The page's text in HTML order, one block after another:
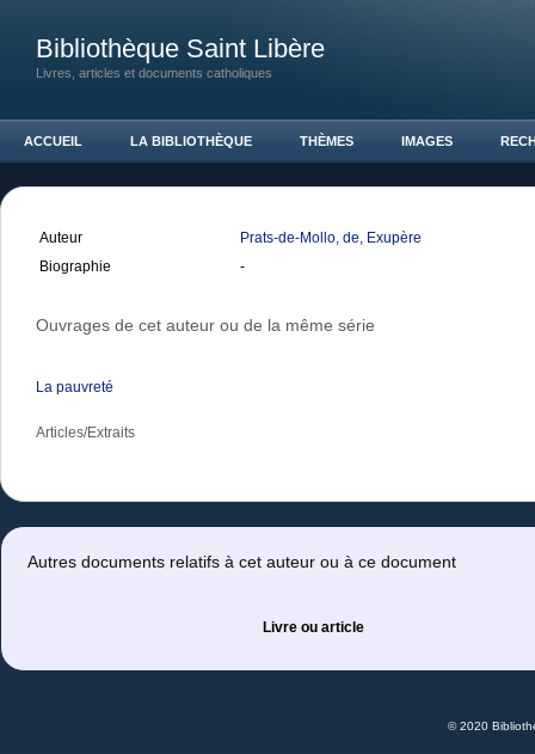
Bibliothèque Saint Libère
Livres, articles et documents catholiques
ACCUEIL LA BIBLIOTHÈQUE THÈMES IMAGES
Auteur
Prats-de-Mollo, de, Exupère
Biographie
-
Ouvrages de cet auteur ou de la même série
La pauvreté
Articles/Extraits
Autres documents relatifs à cet auteur ou à ce document
Livre ou article
© 2020